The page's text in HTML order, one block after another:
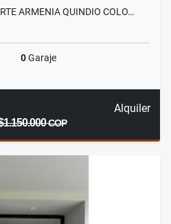
ARMENIA QUINDIO COLO…
0Garaje
Alquiler
COP